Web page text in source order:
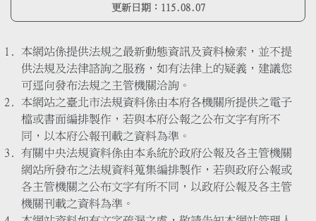
更新日期： 115.08.07
本網站係提供法規之最新動態資訊及資料檢索，並不提
供法規及法律諮詢之服務，如有法律上的疑義，建議您
可逕向發布法規之主管機關洽詢。
本網站之臺北市法規資料係由本府各機關所提供之電子
檔或書面編排製作，若與本府公報之公布文字有所不
同，以本府公報刊載之資料為準。
有關中央法規資料係由本系統於政府公報及各主管機關
網站所發布之法規資料蒐集編排製作，若與政府公報或
各主管機關之公布文字有所不同，以政府公報及各主管
機關刊載之資料為準。